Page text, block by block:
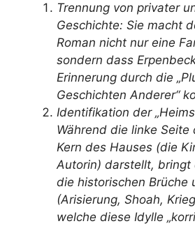
Trennung von privater
Geschichte: Sie macht
Roman nicht nur eine
sondern dass
Erinnerung durch die
Geschichten Anderer“
Identifikation der
Während die linke Seite
Kern des Hauses (die
Autorin) darstellt, bringt
die historischen Brüche
(Arisierung, Shoah,
welche diese Idylle